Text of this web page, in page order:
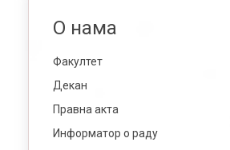
О нама
Факултет
Декан
Правна акта
Информатор о раду